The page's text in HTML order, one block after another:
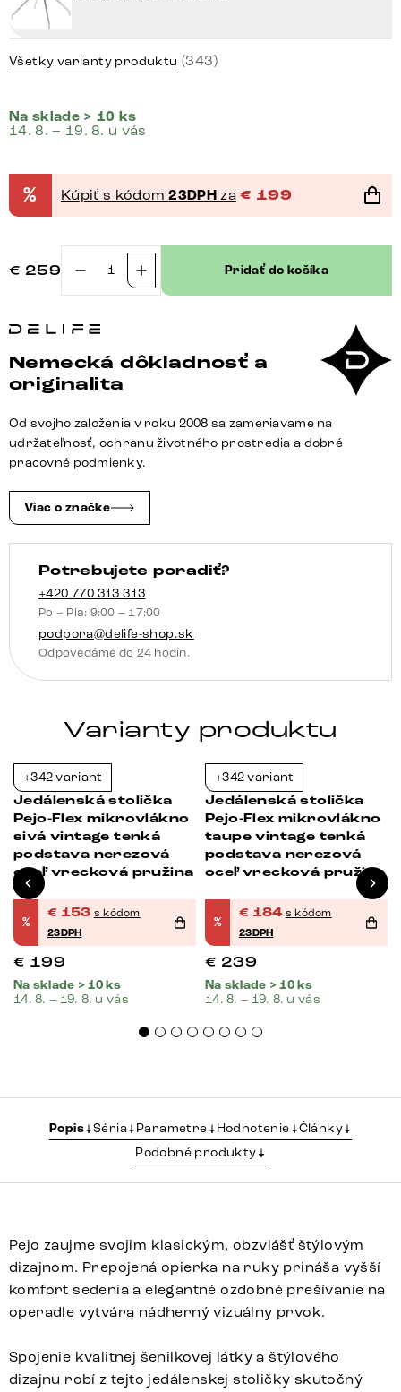
Všetky varianty produktu (343)
Na sklade > 10 ks
14. 8. – 19. 8. u vás
% Kúpiť s kódom23DPH za € 199
€ 259
množstvo
stolička
Flex
šenilka
pastelovo
modrá
krížová
zúžená
nerezová
oceľ
otočný
o
180°
vrecková
pružina
Pridať do košíka
Nemecká dôkladnosť a
originalita
Od svojho založenia v roku 2008 sa zameriavame na
udržateľnosť, ochranu životného prostredia a dobré
pracovné podmienky.
Viac o značke
Potrebujete poradiť?
+420 770 313 313
Po – Pia: 9:00 – 17:00
podpora@delife-shop.sk
Odpovedáme do 24 hodín.
Varianty produktu
+342 variant
Jedálenská stolička
Pejo-Flex mikrovlákno
sivá vintage tenká
podstava nerezová
oceľ vrecková pružina
%
€ 153 s kódom
23DPH
€ 199
Na sklade > 10 ks
14. 8. – 19. 8. u vás
+342 variant
Jedálenská stolička
Pejo-Flex mikrovlákno
taupe vintage tenká
podstava nerezová
oceľ vrecková pružina
%
€ 184 s kódom
23DPH
€ 239
Na sklade > 10 ks
14. 8. – 19. 8. u vás
Popis Séria Parametre Hodnotenie
Články
Podobné produkty
Pejo zaujme svojim klasickým, obzvlášť štýlovým
dizajnom. Prepojená opierka na ruky prináša vyšší
komfort sedenia a elegantné ozdobné prešívanie na
operadle vytvára nádherný vizuálny prvok.
Spojenie kvalitnej šenilkovej látky a štýlového
dizajnu robí z tejto jedálenskej stoličky skutočný